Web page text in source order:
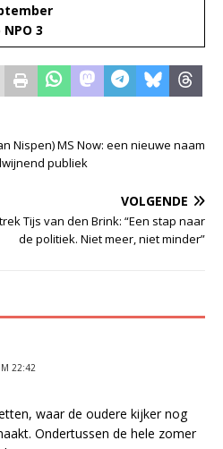
3
Nispen) MS Now: een nieuwe naam
publiek
VOLGENDE
Tijs van den Brink: “Een stap naar
de politiek. Niet meer, niet minder”
22:42
waar de oudere kijker nog
Ondertussen de hele zomer